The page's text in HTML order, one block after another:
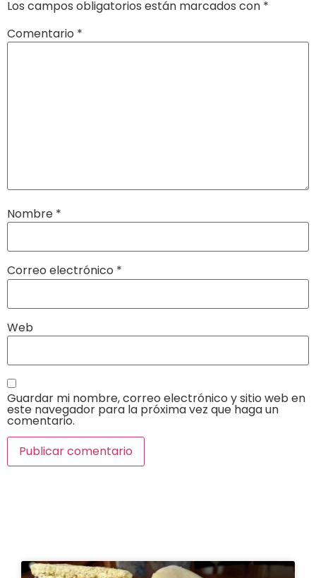
Los campos obligatorios están marcados con *
Comentario *
Nombre *
Correo electrónico *
Web
Guardar mi nombre, correo electrónico y sitio web en
este navegador para la próxima vez que haga un
comentario.